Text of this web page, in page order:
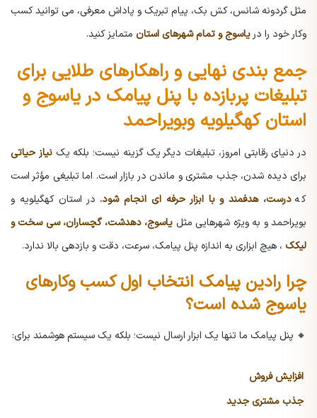
مثل گردونه شانس، کش بک، پیام تبریک و پاداش معرفی، می توانید کسب
وکار خود را دریاسوج و تمام شهرهای استان متمایز کنید.
جمع بندی نهایی و راهکارهای طلایی برای
تبلیغات پربازده با پنل پیامک در یاسوج و
استان کهگیلویه وبویراحمد
در دنیای رقابتی امروز، تبلیغات دیگر یک گزینه نیست؛ بلکه یکنیاز حیاتی
برای دیده شدن، جذب مشتری و ماندن در بازار است. اما تبلیغی مؤثر است
که درست، هدفمند و با ابزار حرفه ای انجام شود. در استان کهگیلویه و
بویراحمد و به ویژه شهرهایی مثل یاسوج، دهدشت، گچساران، سی سخت و
لیکک ، هیچ ابزاری به اندازه پنل پیامک، سرعت، دقت و بازدهی بالا ندارد.
چرا رادین پیامک انتخاب اول کسب وکارهای
یاسوج شده است؟
🔸 پنل پیامک ما تنها یک ابزار ارسال نیست؛ بلکه یک سیستم هوشمند برای:
افزایش فروش
جذب مشتری جدید